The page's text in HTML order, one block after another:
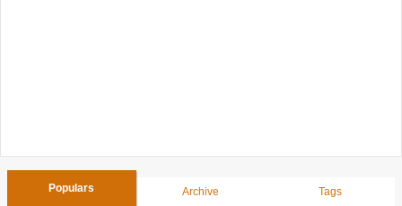
Populars Archive Tags